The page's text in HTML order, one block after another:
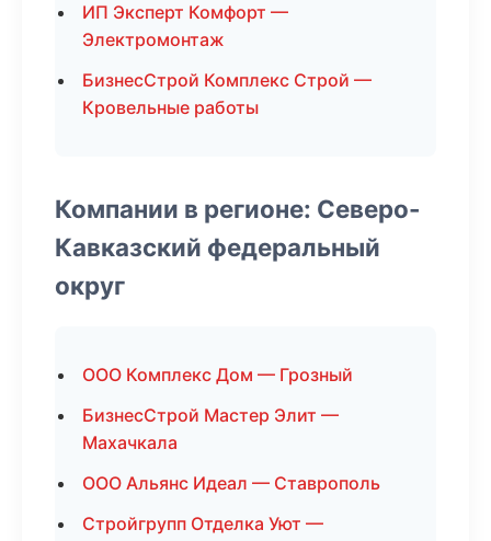
ИП Эксперт Комфорт —
Электромонтаж
БизнесСтрой Комплекс Строй —
Кровельные работы
Компании в регионе: Северо-
Кавказский федеральный
округ
ООО Комплекс Дом — Грозный
БизнесСтрой Мастер Элит —
Махачкала
ООО Альянс Идеал — Ставрополь
Стройгрупп Отделка Уют —